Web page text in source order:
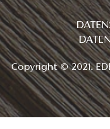
Copyright © 2021.